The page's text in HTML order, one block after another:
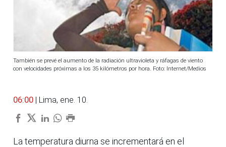
También se prevé el aumento de la radiación ultravioleta y ráfagas de viento
con velocidades próximas a los 35 kilómetros por hora. Foto: Internet/Medios
06:00 | Lima, ene. 10.
La temperatura diurna se incrementará en el